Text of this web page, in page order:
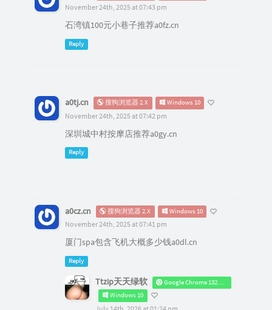
November 24th, 2025 at 07:43 pm
石湾镇100元小巷子推荐a0fz.cn
Reply
a0tj.cn 搜狗浏览器 2.X Windows 10
November 24th, 2025 at 07:42 pm
深圳城中村按摩店推荐a0gy.cn
Reply
a0cz.cn 搜狗浏览器 2.X Windows 10
November 24th, 2025 at 07:41 pm
厦门spa包含飞机大概多少钱a0dl.cn
Reply
Ttzip天天绿软
Google Chrome 132.0.0.0
Windows 10